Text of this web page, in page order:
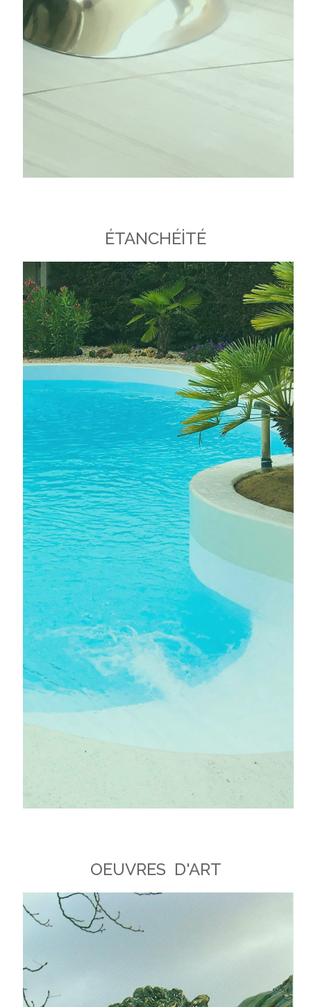
ÉTANCHÉİTÉ
OEUVRES D'ART